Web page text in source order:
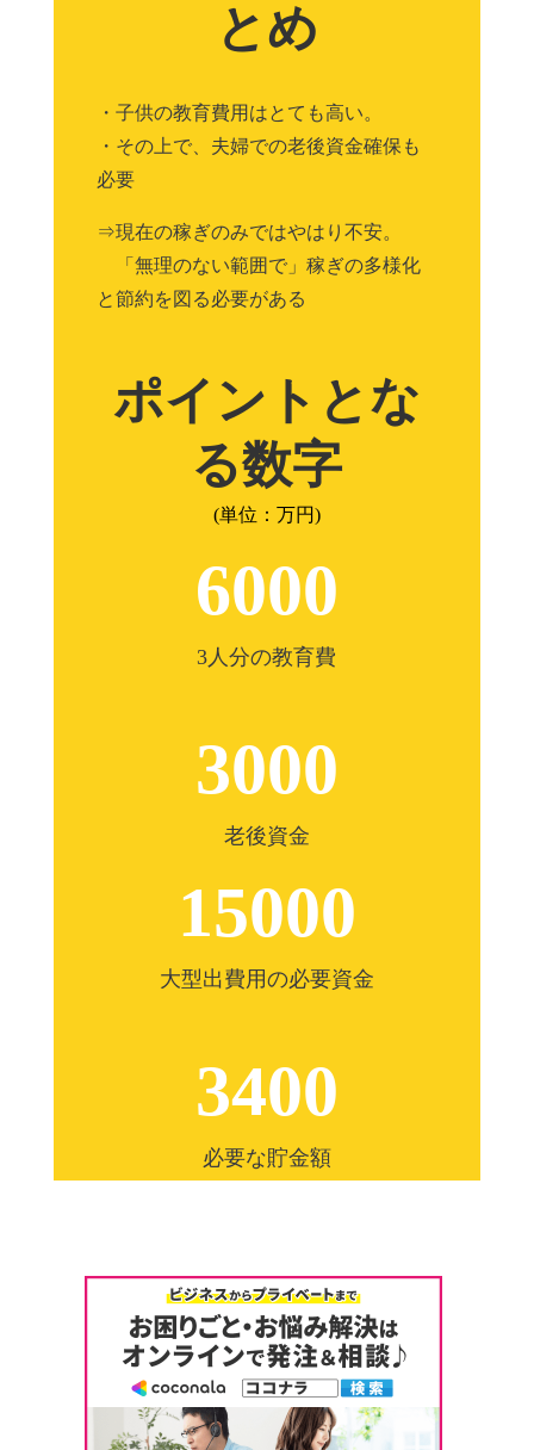
とめ
・子供の教育費用はとても高い。
・その上で、夫婦での老後資金確保も
必要
⇒現在の稼ぎのみではやはり不安。
「無理のない範囲で」稼ぎの多様化
と節約を図る必要がある
ポイントとな
る数字
(単位：万円)
6000
3人分の教育費
3000
老後資金
15000
大型出費用の必要資金
3400
必要な貯金額